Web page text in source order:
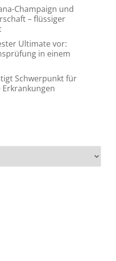
Champaign und
– flüssiger
Ultimate vor:
in einem
Schwerpunkt für